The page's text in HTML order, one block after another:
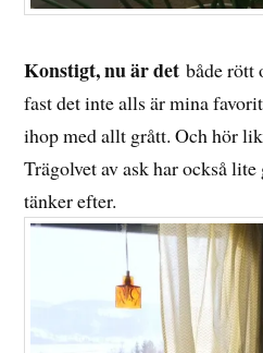
Konstigt, nu är det både rött
fast det inte alls är mina
ihop med allt grått. Och hör
Trägolvet av ask har också
tänker efter.